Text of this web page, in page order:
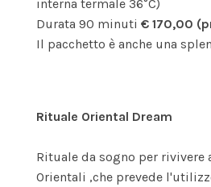
interna termale 36°C)
Durata 90 minuti € 170,00
Il pacchetto è anche una
Rituale Oriental Dream
Rituale da sogno per rivivere
Orientali ,che prevede